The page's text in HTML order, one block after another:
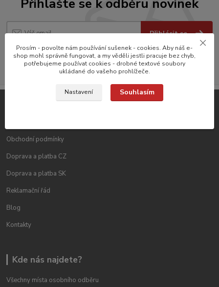
Přihlásit se
Souhlasím sezpracováním osobních údajůza účelem rozesílky newsletteru.
Můžete se kdykoli odhlásit.
Obchodní podmínky
Doprava a platba CZ
Doprava a platba SK
Reklamační řád
Blog
Kontakty
Kde nás najdete?
Všechny místa osobního odběru
Prosím - povolte nám používání sušenek - cookies. Aby náš e-
shop mohl správně fungovat, a my věděli jestli pracuje bez chyb,
potřebujeme používat cookies - drobné textové soubory
ukládané do vašeho prohlížeče.
Nastavení Souhlasím